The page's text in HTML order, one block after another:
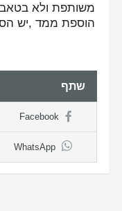
משותפת ולא
הוספת ממד ,יש
שתף
Facebook
WhatsApp